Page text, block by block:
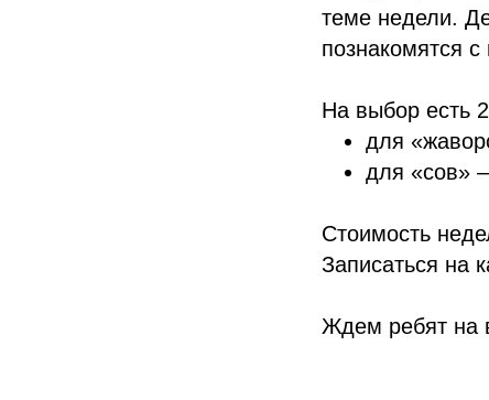
теме недели.
познакомятся
На выбор есть
для
для «сов»
Стоимость
Записаться на
Ждем ребят на